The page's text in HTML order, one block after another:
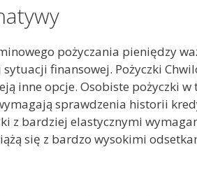
pożyczania pieniędzy
finansowej. Pożyczki
inne opcje. Osobiste pożyczki
sprawdzenia historii
z bardziej elastycznymi
się z bardzo wysokimi